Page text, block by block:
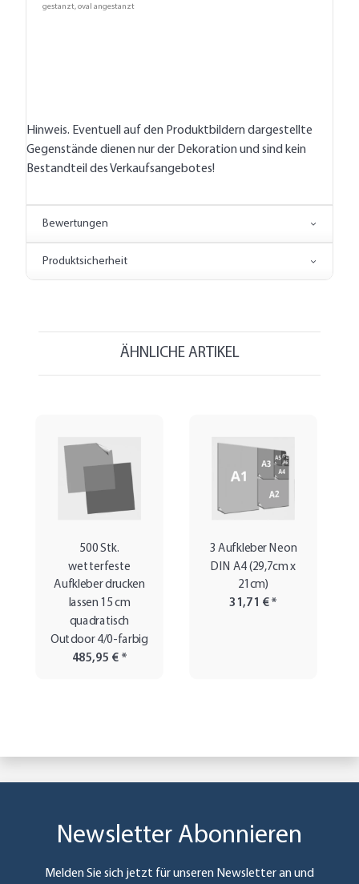
gestanzt, oval angestanzt
Hinweis. Eventuell auf den Produktbildern dargestellte
Gegenstände dienen nur der Dekoration und sind kein
Bestandteil des Verkaufsangebotes!
Bewertungen
Produktsicherheit
ÄHNLICHE ARTIKEL
500 Stk.
wetterfeste
Aufkleber drucken
lassen 15 cm
quadratisch
Outdoor 4/0-farbig
485,95 € *
3 Aufkleber Neon
DIN A4 (29,7cm x
21cm)
31,71 €*
Newsletter Abonnieren
Melden Sie sich jetzt für unseren Newsletter an und